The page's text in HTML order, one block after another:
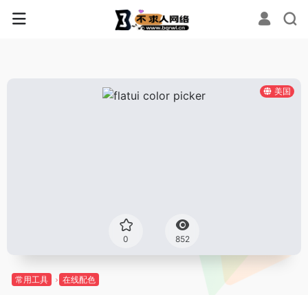
美国
0 852
常用工具 在线配色